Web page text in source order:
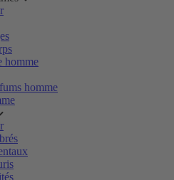
homme
homme